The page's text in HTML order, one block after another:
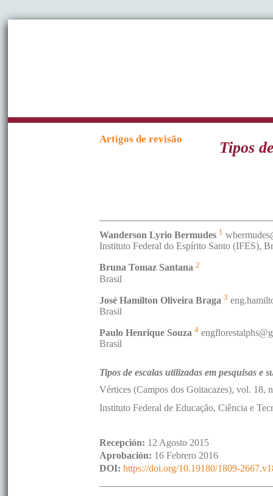
Artigos de revisão Tipos
Wanderson Lyrio Bermudes 1
Instituto Federal do Espírito Santo (IFES),
Bruna Tomaz Santana 2
Brasil
José Hamilton Oliveira Braga 3
Brasil
Paulo Henrique Souza 4
Brasil
Tipos de escalas utilizadas em pesquisas e
Vértices (Campos dos Goitacazes), vol. 18,
Instituto Federal de Educação, Ciência e
Recepción: 12 Agosto 2015
Aprobación: 16 Febrero 2016
DOI:https://doi.org/10.19180/1809-